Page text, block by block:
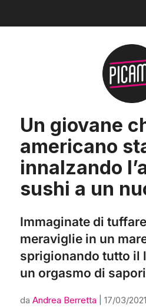
Un giovane
americano
innalzando
sushi a un
Immaginate di
meraviglie in un
sprigionando tutto il
un orgasmo di sapori
da Andrea Berretta 17/03/2021